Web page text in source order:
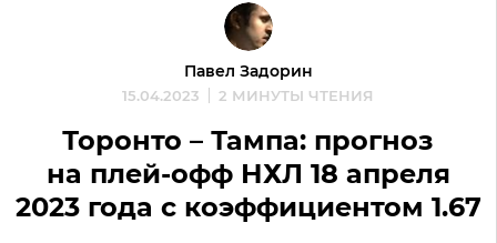
Павел Задорин
15.04.2023 2 МИНУТЫ ЧТЕНИЯ
Торонто – Тампа: прогноз
на плей-офф НХЛ 18 апреля
2023 года с коэффициентом 1.67